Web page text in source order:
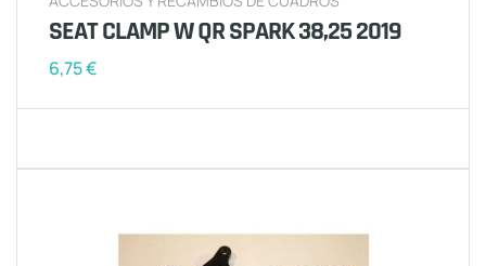
SEAT CLAMP W QR SPARK 38,25 2019
6,75€